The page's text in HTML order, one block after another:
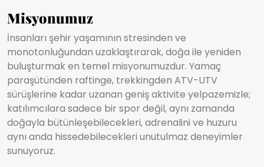
Misyonumuz
İnsanları şehir yaşamının stresinden ve
monotonluğundan uzaklaştırarak, doğa ile yeniden
buluşturmak en temel misyonumuzdur. Yamaç
paraşütünden raftinge, trekkingden ATV-UTV
sürüşlerine kadar uzanan geniş aktivite yelpazemizle;
katılımcılara sadece bir spor değil, aynı zamanda
doğayla bütünleşebilecekleri, adrenalini ve huzuru
aynı anda hissedebilecekleri unutulmaz deneyimler
sunuyoruz.